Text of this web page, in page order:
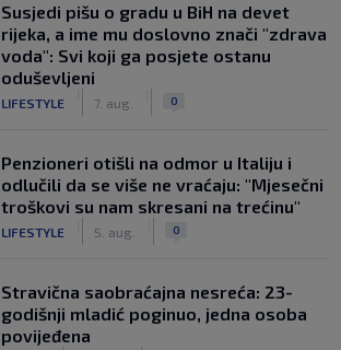
Susjedi pišu o gradu u BiH na devet
rijeka, a ime mu doslovno znači "zdrava
voda": Svi koji ga posjete ostanu
oduševljeni
LIFESTYLE 7. aug. 0
Penzioneri otišli na odmor u Italiju i
odlučili da se više ne vraćaju: "Mjesečni
troškovi su nam skresani na trećinu"
LIFESTYLE 5. aug. 0
Stravična saobraćajna nesreća: 23-
godišnji mladić poginuo, jedna osoba
povijeđena